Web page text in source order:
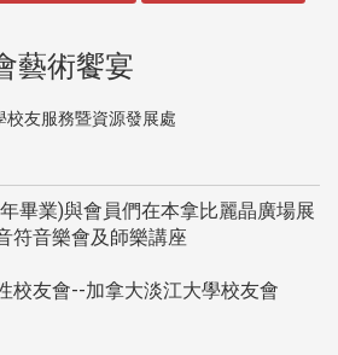
藝術饗宴
校友服務暨資源發展處
畢業)與會員們在本拿比麗晶廣場展
符音樂會及師樂講座
校友會--加拿大淡江大學校友會